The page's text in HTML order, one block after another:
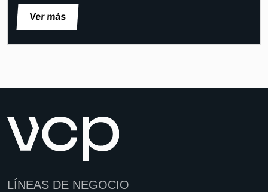
Ver más
LÍNEAS DE NEGOCIO